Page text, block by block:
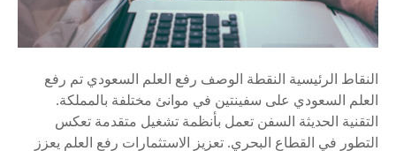
النقاط الرئيسية النقطة الوصف رفع العلم السعودي تم رفع
العلم السعودي على سفينتين في موانئ مختلفة بالمملكة.
التقنية الحديثة السفن تعمل بأنظمة تشغيل متقدمة تعكس
التطور في القطاع البحري. تعزيز الاستثمارات رفع العلم يعزز